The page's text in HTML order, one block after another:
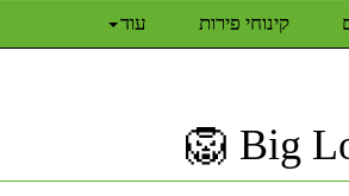
קינוחי פירות עוד
Big